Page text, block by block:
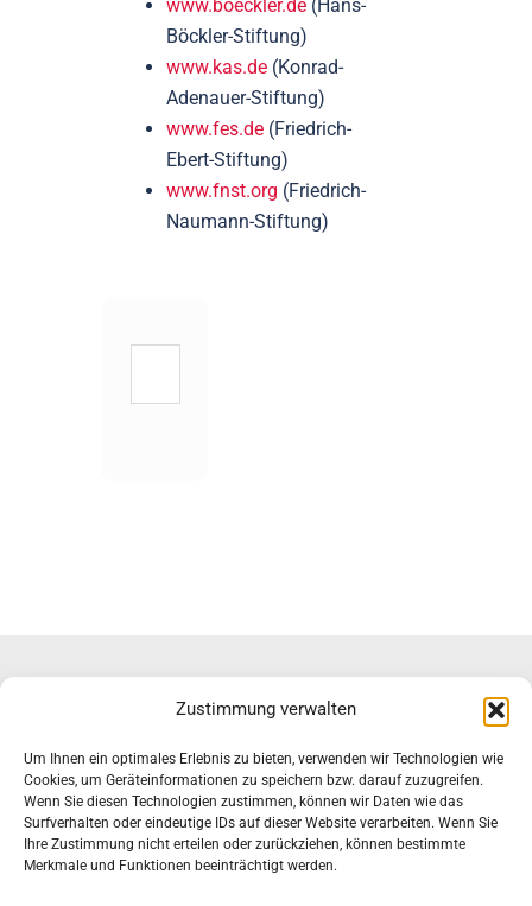
Zustimmung verwalten
Um Ihnen ein optimales Erlebnis zu bieten, verwenden wir Technologien wie
Cookies, um Geräteinformationen zu speichern bzw. darauf zuzugreifen.
Wenn Sie diesen Technologien zustimmen, können wir Daten wie das
Surfverhalten oder eindeutige IDs auf dieser Website verarbeiten. Wenn Sie
Ihre Zustimmung nicht erteilen oder zurückziehen, können bestimmte
Merkmale und Funktionen beeinträchtigt werden.
www.boeckler.de (Hans-
Böckler-Stiftung)
www.kas.de (Konrad-
Adenauer-Stiftung)
www.fes.de (Friedrich-
Ebert-Stiftung)
www.fnst.org (Friedrich-
Naumann-Stiftung)
Impressum & Datenschutz
Haftungsausschluss